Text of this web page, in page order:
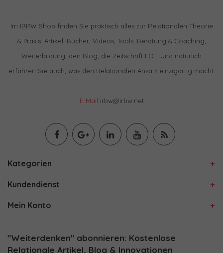
Im IBRW Shop finden Sie praktisch alles zur Relationalen Theorie
& Praxis: Artikel, Bücher, Videos, Tools, Beratung & Coaching,
Weiterbildung, den Blog, die Zeitschrift LO… Und natürlich
erfahren Sie auch, was den Relationalen Ansatz einzigartig macht.
E-Mail irbw@irbw.net
Kategorien
Kundendienst
Mein Konto
"Weiterdenken" abonnieren: Kostenlose
Relationale Artikel, Blog & Innovationen